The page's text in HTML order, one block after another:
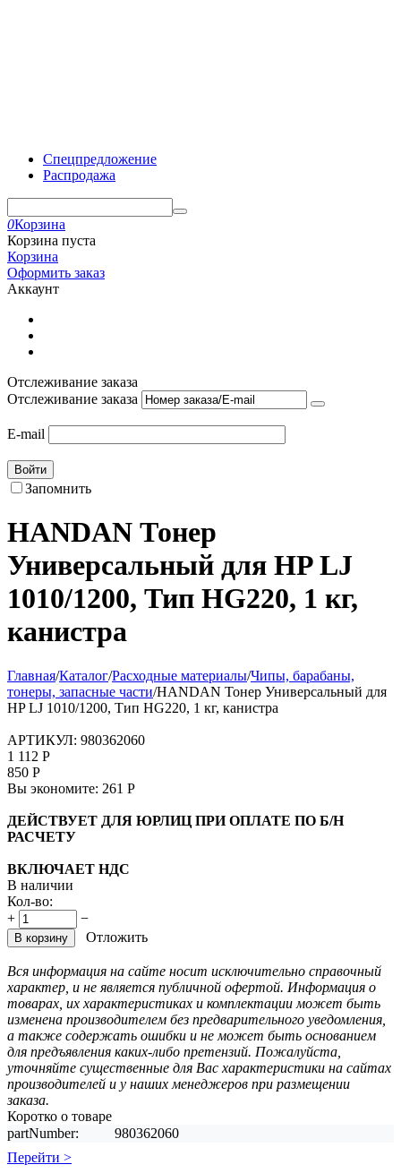
Спецпредложение
Распродажа
0Корзина
Корзина пуста
Корзина
Оформить заказ
Аккаунт
Отслеживание заказа
Отслеживание заказа
E-mail
Войти
Запомнить
HANDAN Тонер
Универсальный для HP LJ
1010/1200, Тип HG220, 1 кг,
канистра
Главная/Каталог/Расходные материалы/Чипы, барабаны,
тонеры, запасные части/HANDAN Тонер Универсальный для
HP LJ 1010/1200, Тип HG220, 1 кг, канистра
АРТИКУЛ: 980362060
1 112 Р
850 Р
Вы экономите: 261 Р
ДЕЙСТВУЕТ ДЛЯ ЮРЛИЦ ПРИ ОПЛАТЕ ПО Б/Н
РАСЧЕТУ
ВКЛЮЧАЕТ НДС
В наличии
Кол-во:
+
−
В корзину Отложить
Вся информация на сайте носит исключительно справочный
характер, и не является публичной офертой. Информация о
товарах, их характеристиках и комплектации может быть
изменена производителем без предварительного уведомления,
а также содержать ошибки и не может быть основанием
для предъявления каких-либо претензий. Пожалуйста,
уточняйте существенные для Вас характеристики на сайтах
производителей и у наших менеджеров при размещении
заказа.
Коротко о товаре
partNumber:
980362060
Перейти >